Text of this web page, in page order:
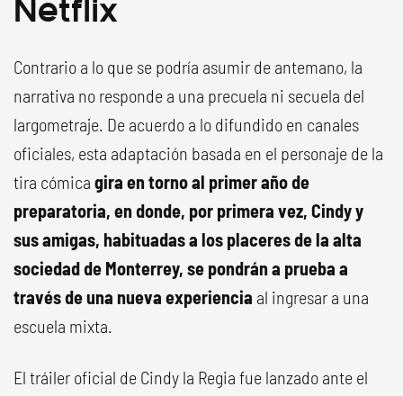
Contrario a lo que se podría asumir de antemano, la
narrativa no responde a una precuela ni secuela del
largometraje. De acuerdo a lo difundido en canales
oficiales, esta adaptación basada en el personaje de la
tira cómica gira en torno al primer año de
preparatoria, en donde, por primera vez, Cindy y
sus amigas, habituadas a los placeres de la alta
sociedad de Monterrey, se pondrán a prueba a
través de una nueva experiencia al ingresar a una
escuela mixta.
El tráiler oficial de Cindy la Regia fue lanzado ante el